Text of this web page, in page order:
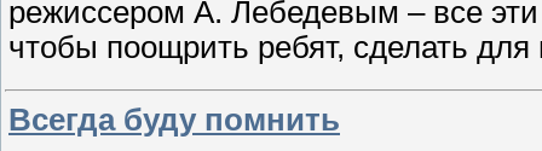
режиссером А. Лебедевым – все
чтобы поощрить ребят, сделать
Всегда буду помнить